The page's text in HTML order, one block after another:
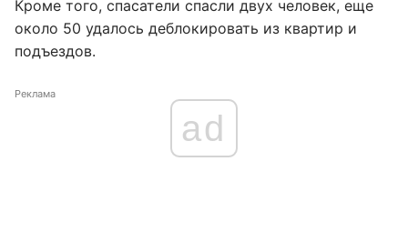
Кроме того, спасатели спасли двух человек, еще
около 50 удалось деблокировать из квартир и
подъездов.
Реклама
ad